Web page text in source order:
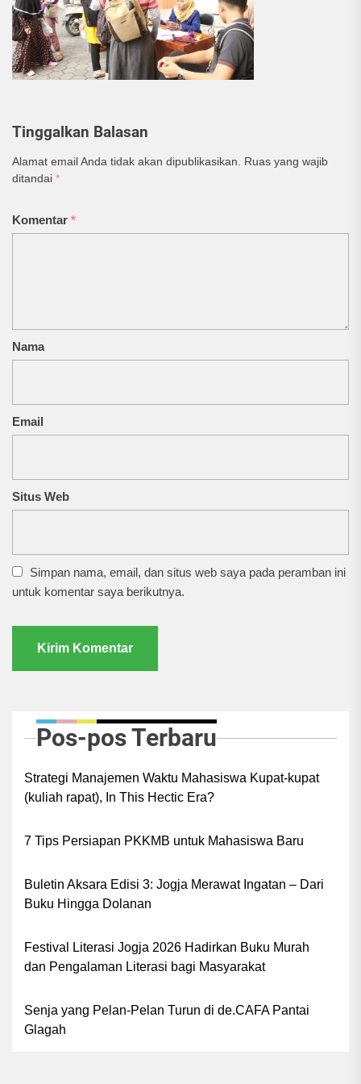
Tinggalkan Balasan
Alamat email Anda tidak akan dipublikasikan.
Ruas yang wajib
ditandai *
Komentar *
Nama
Email
Situs Web
Simpan nama, email, dan situs web saya pada peramban ini
untuk komentar saya berikutnya.
Pos-pos Terbaru
Strategi Manajemen Waktu Mahasiswa Kupat-kupat
(kuliah rapat), In This Hectic Era?
7 Tips Persiapan PKKMB untuk Mahasiswa Baru
Buletin Aksara Edisi 3: Jogja Merawat Ingatan – Dari
Buku Hingga Dolanan
Festival Literasi Jogja 2026 Hadirkan Buku Murah
dan Pengalaman Literasi bagi Masyarakat
Senja yang Pelan-Pelan Turun di de.CAFA Pantai
Glagah